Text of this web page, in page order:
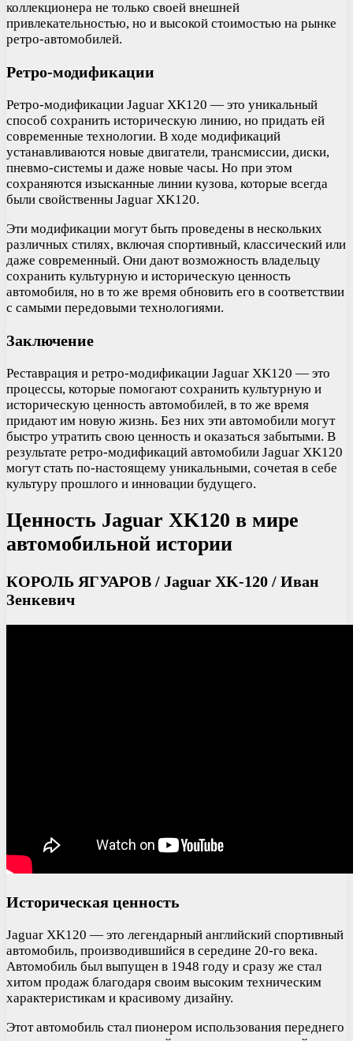
коллекционера не только своей внешней
привлекательностью, но и высокой стоимостью на рынке
ретро-автомобилей.
Ретро-модификации
Ретро-модификации Jaguar XK120 — это уникальный
способ сохранить историческую линию, но придать ей
современные технологии. В ходе модификаций
устанавливаются новые двигатели, трансмиссии, диски,
пневмо-системы и даже новые часы. Но при этом
сохраняются изысканные линии кузова, которые всегда
были свойственны Jaguar XK120.
Эти модификации могут быть проведены в нескольких
различных стилях, включая спортивный, классический или
даже современный. Они дают возможность владельцу
сохранить культурную и историческую ценность
автомобиля, но в то же время обновить его в соответствии
с самыми передовыми технологиями.
Заключение
Реставрация и ретро-модификации Jaguar XK120 — это
процессы, которые помогают сохранить культурную и
историческую ценность автомобилей, в то же время
придают им новую жизнь. Без них эти автомобили могут
быстро утратить свою ценность и оказаться забытыми. В
результате ретро-модификаций автомобили Jaguar XK120
могут стать по-настоящему уникальными, сочетая в себе
культуру прошлого и инновации будущего.
Ценность Jaguar XK120 в мире
автомобильной истории
КОРОЛЬ ЯГУАРОВ / Jaguar XK-120 / Иван
Зенкевич
Историческая ценность
Jaguar XK120 — это легендарный английский спортивный
автомобиль, производившийся в середине 20-го века.
Автомобиль был выпущен в 1948 году и сразу же стал
хитом продаж благодаря своим высоким техническим
характеристикам и красивому дизайну.
Этот автомобиль стал пионером использования переднего